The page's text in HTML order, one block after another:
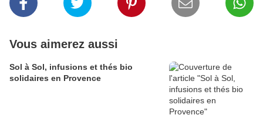
Vous aimerez aussi
Sol à Sol, infusions et thés bio
solidaires en Provence